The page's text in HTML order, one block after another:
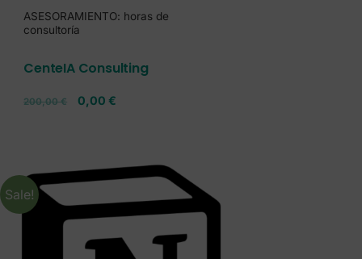
ASESORAMIENTO: horas de
consultoría
CenteIA Consulting
200,00€ 0,00 €
Sale!